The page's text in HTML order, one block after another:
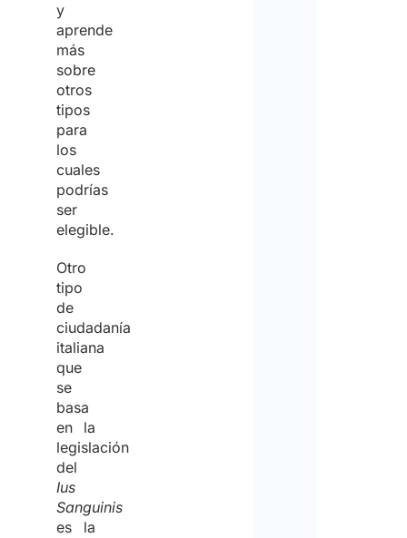
y
aprende
más
sobre
otros
tipos
para
los
cuales
podrías
ser
elegible.
Otro
tipo
de
ciudadanía
italiana
que
se
basa
en la
legislación
del
Ius
Sanguinis
es la